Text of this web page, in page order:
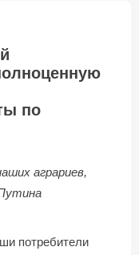
по
аграриев,
потребители